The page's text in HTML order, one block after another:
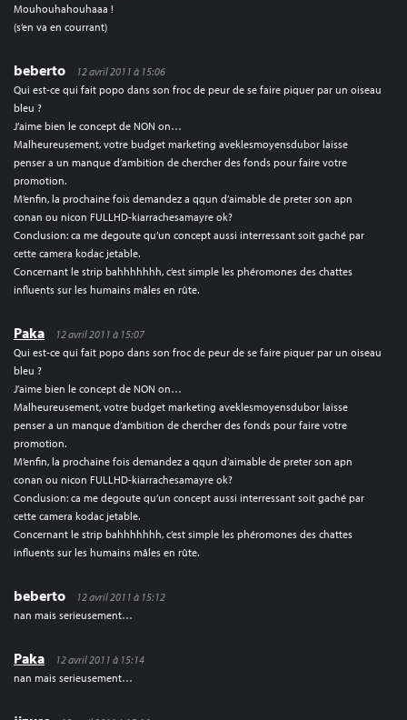
Mouhouhahouhaaa !
(s’en va en courrant)
beberto
12 avril 2011 à 15:06
Qui est-ce qui fait popo dans son froc de peur de se faire piquer par un oiseau
bleu ?
J’aime bien le concept de NON on…
Malheureusement, votre budget marketing aveklesmoyensdubor laisse
penser a un manque d’ambition de chercher des fonds pour faire votre
promotion.
M’enfin, la prochaine fois demandez a qqun d’aimable de preter son apn
conan ou nicon FULLHD-kiarrachesamayre ok?
Conclusion: ca me degoute qu’un concept aussi interressant soit gaché par
cette camera kodac jetable.
Concernant le strip bahhhhhhh, c’est simple les phéromones des chattes
influents sur les humains mâles en rûte.
Paka
12 avril 2011 à 15:07
Qui est-ce qui fait popo dans son froc de peur de se faire piquer par un oiseau
bleu ?
J’aime bien le concept de NON on…
Malheureusement, votre budget marketing aveklesmoyensdubor laisse
penser a un manque d’ambition de chercher des fonds pour faire votre
promotion.
M’enfin, la prochaine fois demandez a qqun d’aimable de preter son apn
conan ou nicon FULLHD-kiarrachesamayre ok?
Conclusion: ca me degoute qu’un concept aussi interressant soit gaché par
cette camera kodac jetable.
Concernant le strip bahhhhhhh, c’est simple les phéromones des chattes
influents sur les humains mâles en rûte.
beberto
12 avril 2011 à 15:12
nan mais serieusement…
Paka
12 avril 2011 à 15:14
nan mais serieusement…